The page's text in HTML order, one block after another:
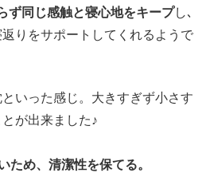
ず同じ感触と寝心地をキープし､
りをサポートしてくれるようで
いった感じ。大きすぎず小さす
が出来ました♪
ため、清潔性を保てる。